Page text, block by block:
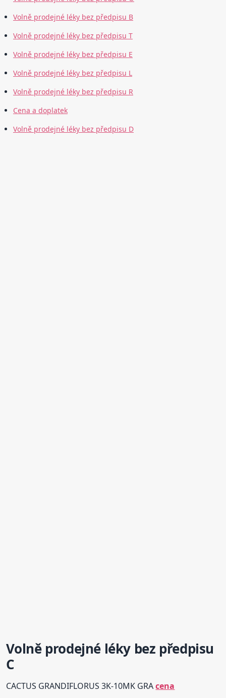
Volně prodejné léky bez předpisu B
Volně prodejné léky bez předpisu T
Volně prodejné léky bez předpisu E
Volně prodejné léky bez předpisu L
Volně prodejné léky bez předpisu R
Cena a doplatek
Volně prodejné léky bez předpisu D
Volně prodejné léky bez předpisu
C
CACTUS GRANDIFLORUS 3K-10MK GRAcena